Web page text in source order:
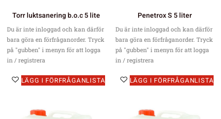
Torr luktsanering b.o.c 5 lite
Du är inte inloggad och kan därför
bara göra en förfråganorder. Tryck
på "gubben" i menyn för att logga
in / registrera
LÄGG I FÖRFRÅGANLISTA
Penetrox S 5 liter
Du är inte inloggad och kan därför
bara göra en förfråganorder. Tryck
på "gubben" i menyn för att logga
in / registrera
LÄGG I FÖRFRÅGANLISTA